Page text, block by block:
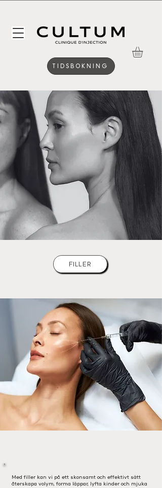
TIDSBOKNING
FILLER
Med filler kan vi på ett skonsamt och effektivt sätt
återskapa volym, forma läppar, lyfta kinder och mjuka